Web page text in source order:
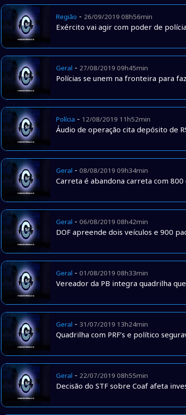
Região - 26/09/2019 08h56min
Exército vai agir com poder de
Geral - 27/08/2019 09h45min
Polícias se unem na fronteira para
Polícia - 12/08/2019 11h52min
Áudio de operação cita depósito de
Geral - 08/08/2019 09h34min
Carreta é abandona carreta com 800
Geral - 06/08/2019 08h42min
DOF apreende dois veículos e 900
Geral - 01/08/2019 08h33min
Vereador da PB integra quadrilha
Geral - 31/07/2019 13h24min
Quadrilha com PRF’s e político
Geral - 22/07/2019 08h55min
Decisão do STF sobre Coaf afeta